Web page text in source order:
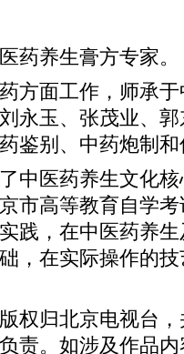
养生膏方专家。
面工作，师承于
永玉、张茂业、
鉴别、中药炮制
医药养生文化核
市高等教育自学
践，在中医药养
，在实际操作的
权归北京电视台
责。如涉及作品